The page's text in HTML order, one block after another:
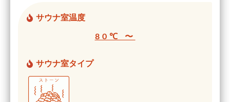
サウナ室温度
80℃ 〜
サウナ室タイプ